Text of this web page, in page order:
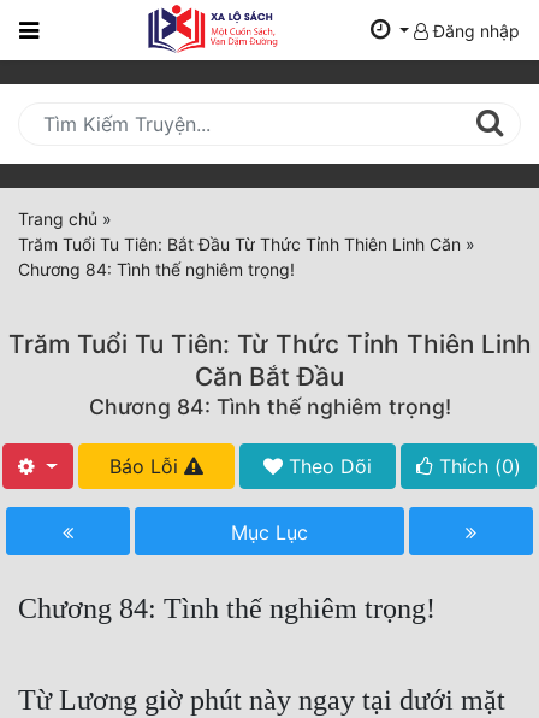
Trang
Mới
Cập
Nhật
(current)
BXH
Truyện Mới Ra
Hoàn Thành
Hậu Cung
Đăng nhập
Trang chủ »
Trăm Tuổi Tu Tiên: Bắt Đầu Từ Thức Tỉnh Thiên Linh Căn »
Chương 84: Tình thế nghiêm trọng!
Trăm Tuổi Tu Tiên: Từ Thức Tỉnh Thiên Linh
Căn Bắt Đầu
Chương 84: Tình thế nghiêm trọng!
Báo Lỗi Theo Dõi Thích (0)
Mục Lục
Chương 84: Tình thế nghiêm trọng!
Từ Lương giờ phút này ngay tại dưới mặt